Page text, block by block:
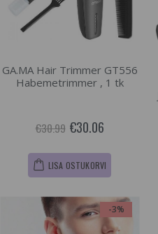
GA.MA Hair Trimmer GT556
Habemetrimmer , 1 tk
€30.99 €30.06
LISA OSTUKORVI
-3%